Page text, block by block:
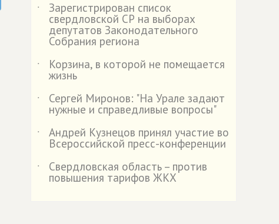
˙ Зарегистрирован список
свердловской СР на выборах
депутатов Законодательного
Собрания региона
˙
Корзина, в которой не помещается
жизнь
˙
Сергей Миронов: "На Урале задают
нужные и справедливые вопросы"
˙
Андрей Кузнецов принял участие во
Всероссийской пресс-конференции
˙
Свердловская область – против
повышения тарифов ЖКХ